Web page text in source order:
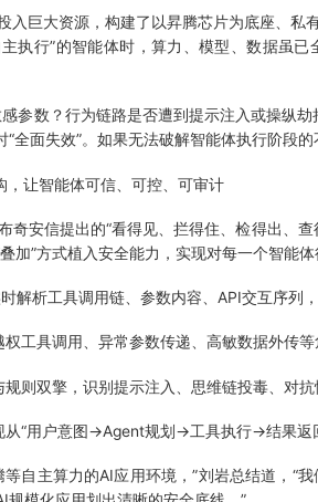
巨大资源，构建了以昇腾芯片为底座、私
执行”的智能体时，算力、模型、数据虽
参数？行为链路是否遭到提示注入或操纵
全面失效”。如果无法破解智能体执行阶段
让智能体可信、可控、可审计
安信提出的“看得见、拦得住、检得出、
加”方式植入安全能力，实现对每一个智能
解析工具调用链、参数内容、API交互序列，
工具调用、异常参数传递、高敏数据外传等
则双擎，识别提示注入、思维链投毒、对抗
“用户意图→Agent规划→工具执行→结果返
自主算力的AI应用环境，”刘岩总结道，